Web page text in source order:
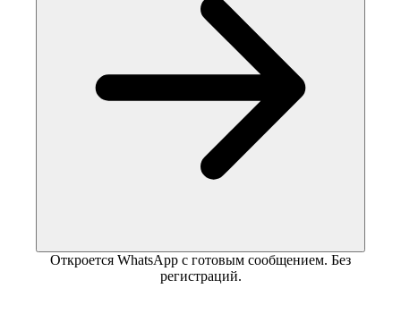
Откроется WhatsApp с готовым сообщением. Без
регистраций.